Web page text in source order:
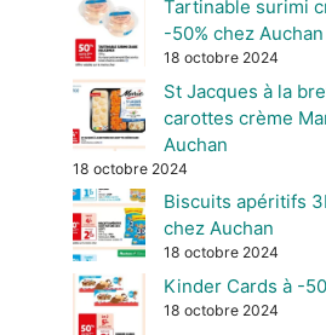
Tartinable surimi
-50% chez Auchan
18 octobre 2024
St Jacques à la
carottes crème
Auchan
18 octobre 2024
Biscuits apéritifs
chez Auchan
18 octobre 2024
Kinder Cards à -
18 octobre 2024